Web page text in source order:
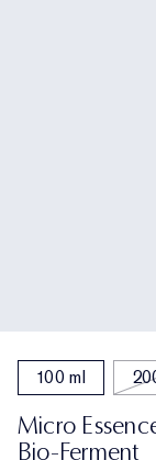
100 ml
Micro
Bio-Ferment